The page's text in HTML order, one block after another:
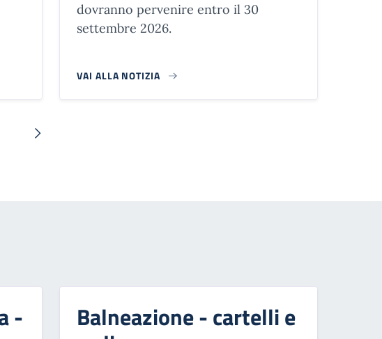
dovranno pervenire entro il 30
settembre 2026.
VAI ALLA NOTIZIA
Pagina successiva
- Balneazione - cartelli e